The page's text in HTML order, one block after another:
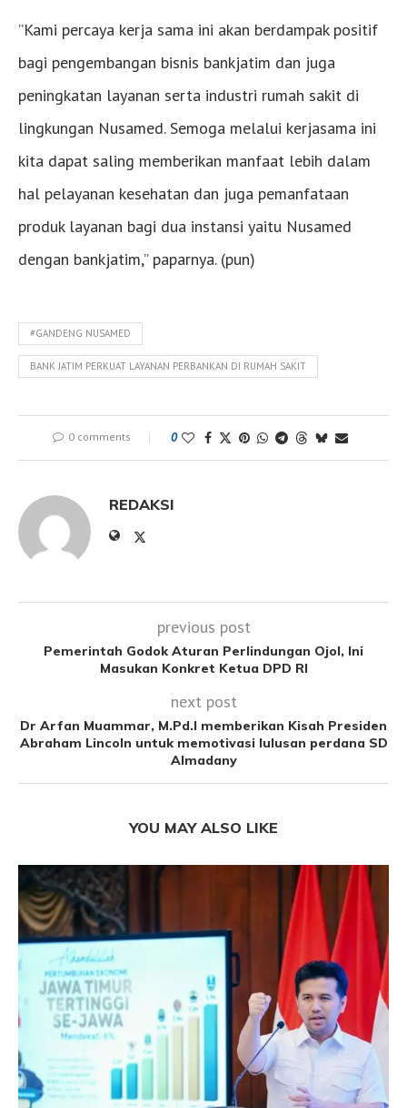
”Kami percaya kerja sama ini akan berdampak positif
bagi pengembangan bisnis bankjatim dan juga
peningkatan layanan serta industri rumah sakit di
lingkungan Nusamed. Semoga melalui kerjasama ini
kita dapat saling memberikan manfaat lebih dalam
hal pelayanan kesehatan dan juga pemanfataan
produk layanan bagi dua instansi yaitu Nusamed
dengan bankjatim,” paparnya. (pun)
#GANDENG NUSAMED
BANK JATIM PERKUAT LAYANAN PERBANKAN DI RUMAH SAKIT
0 comments 0
REDAKSI
previous post
Pemerintah Godok Aturan Perlindungan Ojol, Ini
Masukan Konkret Ketua DPD RI
next post
Dr Arfan Muammar, M.Pd.I memberikan Kisah Presiden
Abraham Lincoln untuk memotivasi lulusan perdana SD
Almadany
YOU MAY ALSO LIKE